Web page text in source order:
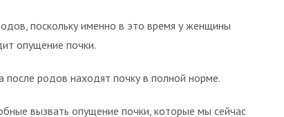
поскольку именно в это время у женщины
опущение почки.
родов находят почку в полной норме.
вызвать опущение почки, которые мы сейчас